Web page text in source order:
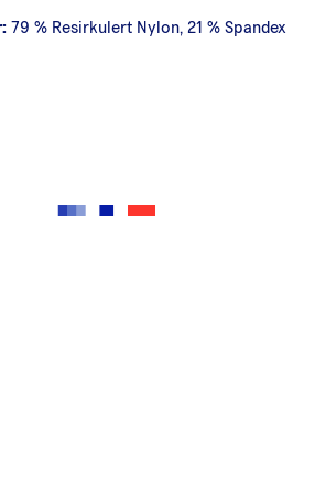
79 % Resirkulert Nylon, 21 % Spandex